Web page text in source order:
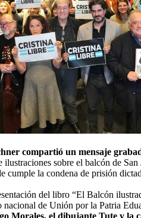
compartió un mensaje
ilustraciones sobre el balcón de San
cumple la condena de prisión
del libro “El Balcón
de Unión por la Patria
Morales, el dibujante Tute y la